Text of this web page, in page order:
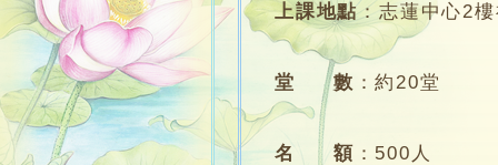
上課地點：志蓮中心2
堂 數 ：約20堂
名 額 ： 500人